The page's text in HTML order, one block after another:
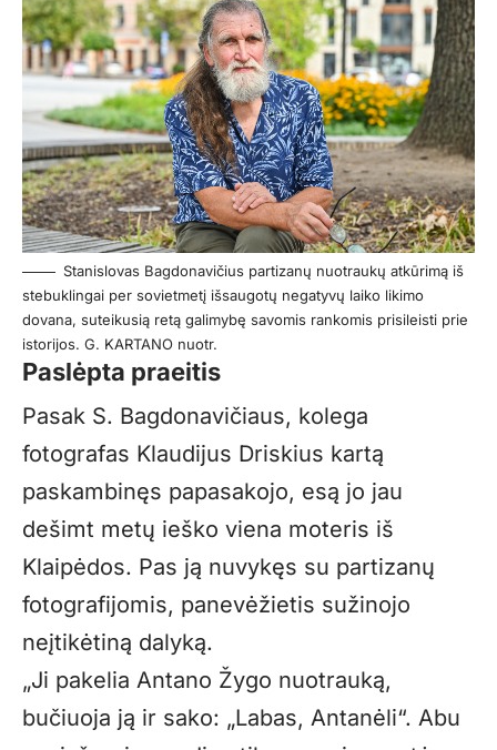
Stanislovas Bagdonavičius partizanų nuotraukų atkūrimą iš
stebuklingai per sovietmetį išsaugotų negatyvų laiko likimo
dovana, suteikusią retą galimybę savomis rankomis prisileisti prie
istorijos. G. KARTANO nuotr.
Paslėpta praeitis
Pasak S. Bagdonavičiaus, kolega
fotografas Klaudijus Driskius kartą
paskambinęs papasakojo, esą jo jau
dešimt metų ieško viena moteris iš
Klaipėdos. Pas ją nuvykęs su partizanų
fotografijomis, panevėžietis sužinojo
neįtikėtiną dalyką.
„Ji pakelia Antano Žygo nuotrauką,
bučiuoja ją ir sako: „Labas, Antanėli“. Abu